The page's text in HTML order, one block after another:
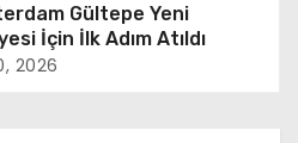
Gültepe Yeni
İçin İlk Adım Atıldı
2026